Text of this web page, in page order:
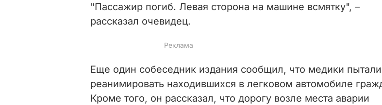
"Пассажир погиб. Левая сторона на машине всмятку", –
рассказал очевидец.
Еще один собеседник издания сообщил, что медики
реанимировать находившихся в легковом автомобиле
Кроме того, он рассказал, что дорогу возле места аварии